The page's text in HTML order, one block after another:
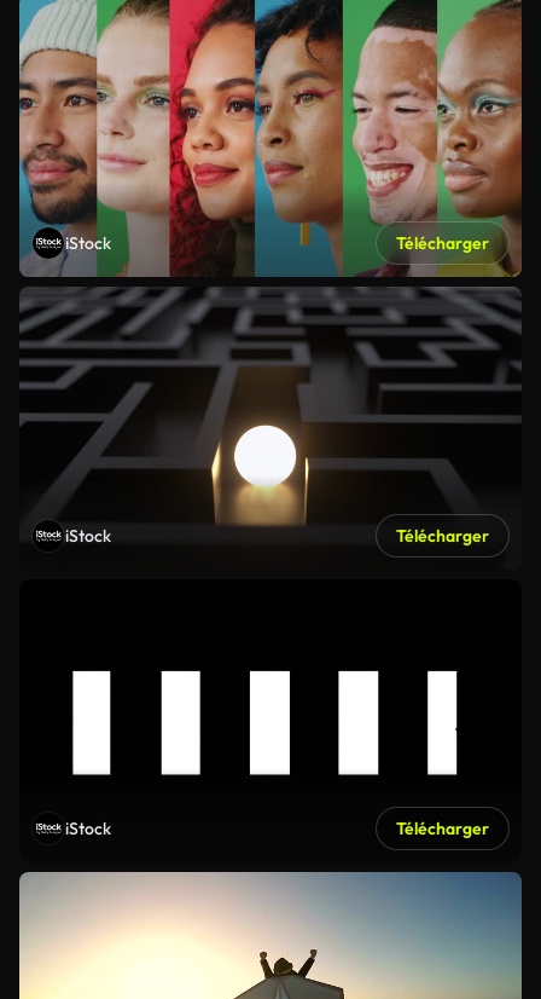
iStock Télécharger
iStock Télécharger
iStock Télécharger